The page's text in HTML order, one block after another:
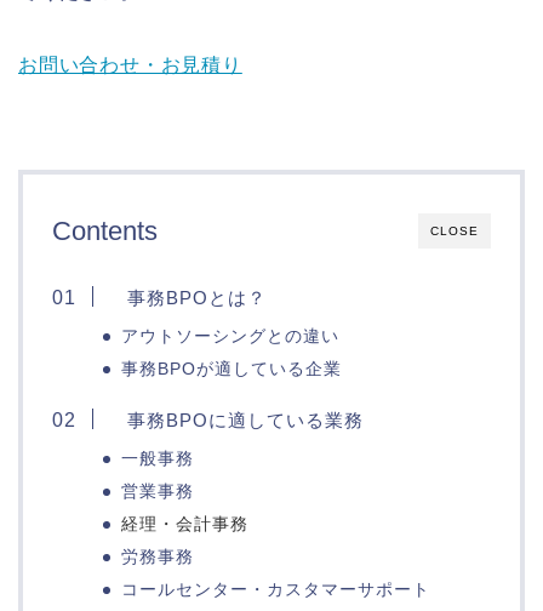
お問い合わせ・お見積り
CLOSE
Contents
事務BPOとは？
アウトソーシングとの違い
事務BPOが適している企業
事務BPOに適している業務
一般事務
営業事務
経理・会計事務
労務事務
コールセンター・カスタマーサポート